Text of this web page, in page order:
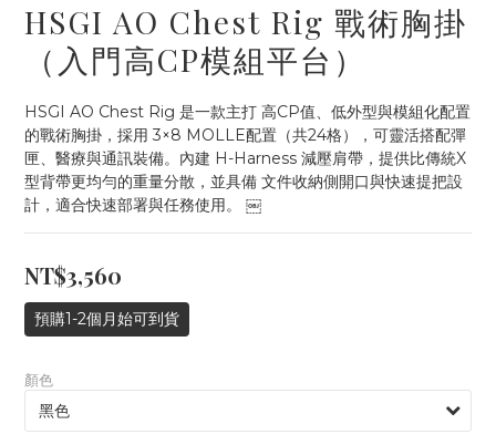
多平台銷售，商品資訊及數量恐不即時，購買前可與小編確
認現貨數量，以避免空等。
HSGI AO Chest Rig 戰術胸掛
（入門高CP模組平台）
HSGI AO Chest Rig 是一款主打 高CP值、低外型與模組化配置
的戰術胸掛，採用 3×8 MOLLE配置（共24格），可靈活搭配彈
匣、醫療與通訊裝備。內建 H-Harness 減壓肩帶，提供比傳統X
型背帶更均勻的重量分散，並具備 文件收納側開口與快速提把設
計，適合快速部署與任務使用。 ￼
NT$3,560
預購1-2個月始可到貨
顏色